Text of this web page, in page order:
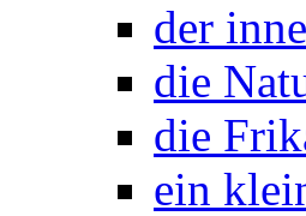
der
die
die
ein